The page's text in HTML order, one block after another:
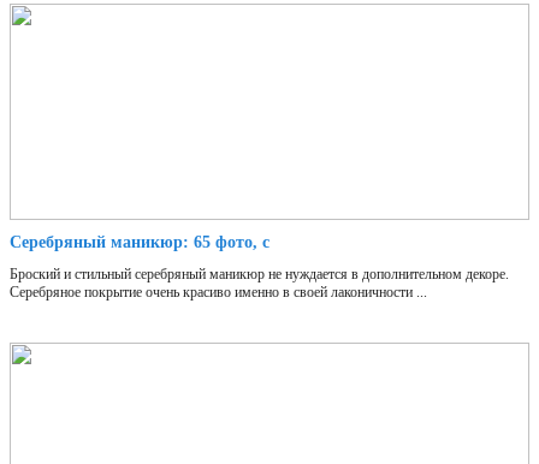
Серебряный маникюр: 65 фото, с
Броский и стильный серебряный маникюр не нуждается в дополнительном декоре.
Серебряное покрытие очень красиво именно в своей лаконичности ...